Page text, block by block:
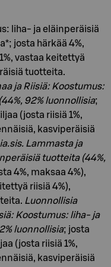
liha- ja eläinperäisiä
josta härkää 4%,
vastaa keitettyä
tuotteita.
ja Riisiä: Koostumus:
92% luonnollisia;
(josta riisiä 1%,
kasviperäisiä
Lammasta ja
tuotteita (44%,
4%, maksaa 4%),
riisiä 4%),
Luonnollisia
Koostumus: liha- ja
luonnollisia; josta
(josta riisiä 1%,
kasviperäisiä